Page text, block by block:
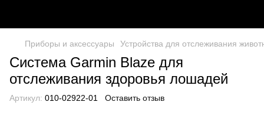
Приборы и аксессуары Устройства для отслеживания
Система Garmin Blaze для
отслеживания здоровья лошадей
Артикул: 010-02922-01 Оставить отзыв